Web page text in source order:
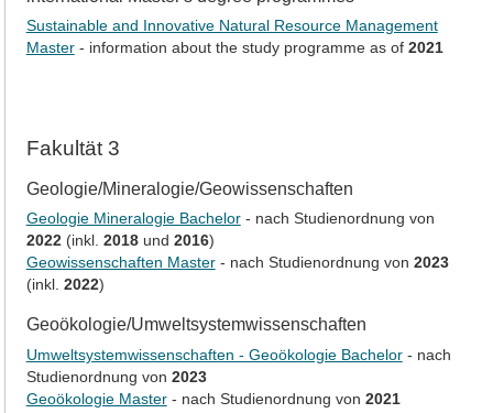
Sustainable and Innovative Natural Resource Management
Master- information about the study programme as of 2021
Fakultät 3
Geologie/Mineralogie/Geowissenschaften
Geologie Mineralogie Bachelor- nach Studienordnung von
2022(inkl. 2018und 2016)
Geowissenschaften Master- nach Studienordnung von 2023
(inkl. 2022)
Geoökologie/Umweltsystemwissenschaften
Umweltsystemwissenschaften - Geoökologie Bachelor- nach
Studienordnung von 2023
Geoökologie Master- nach Studienordnung von 2021